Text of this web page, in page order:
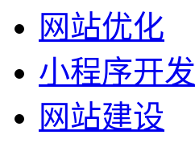
网站优化
小程序开发
网站建设